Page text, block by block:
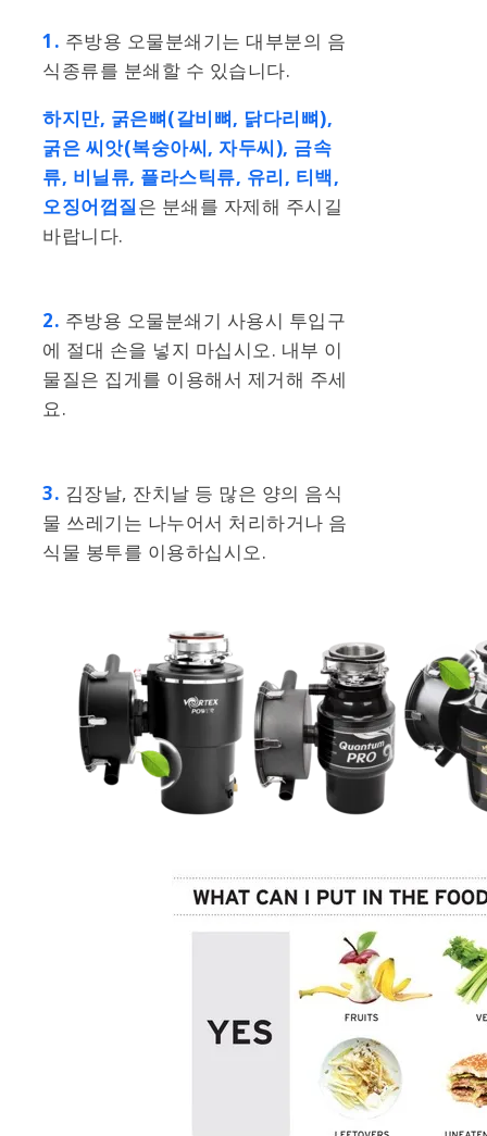
1. 주방용 오물분쇄기는 대부분의 음
식종류를 분쇄할 수 있습니다.
하지만, 굵은뼈(갈비뼈, 닭다리뼈),
굵은 씨앗(복숭아씨, 자두씨), 금속
류, 비닐류, 플라스틱류, 유리, 티백,
오징어껍질은 분쇄를 자제해 주시길
바랍니다.
2. 주방용 오물분쇄기 사용시 투입구
에 절대 손을 넣지 마십시오. 내부 이
물질은 집게를 이용해서 제거해 주세
요.
3. 김장날, 잔치날 등 많은 양의 음식
물 쓰레기는 나누어서 처리하거나 음
식물 봉투를 이용하십시오.